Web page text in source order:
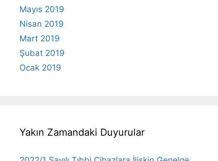
Mayıs 2019
Nisan 2019
Mart 2019
Şubat 2019
Ocak 2019
Yakın Zamandaki Duyurular